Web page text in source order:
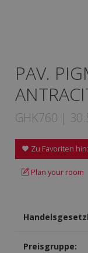
PAV.
GHK760 |
Zu Favoriten
Plan your room
Preisgruppe: